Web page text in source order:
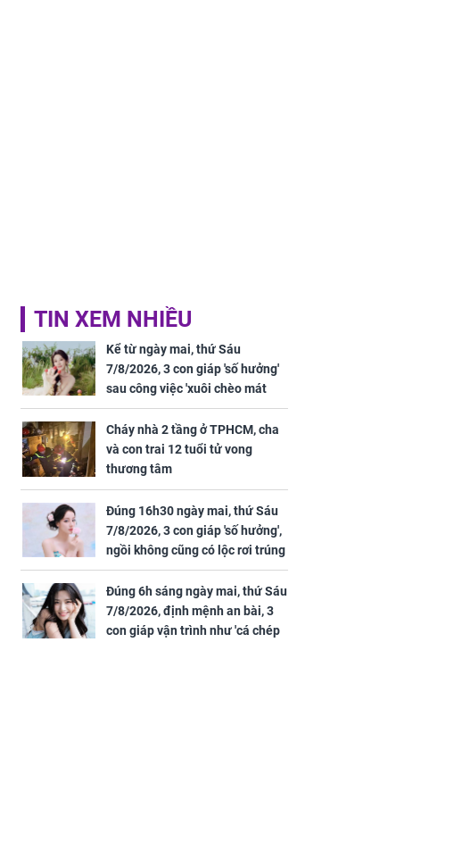
TIN XEM NHIỀU
Kể từ ngày mai, thứ Sáu
7/8/2026, 3 con giáp 'số hưởng'
sau công việc 'xuôi chèo mát
mái', tiền tài 'thu về như nước',
tình duyên viên mãn
Cháy nhà 2 tầng ở TPHCM, cha
và con trai 12 tuổi tử vong
thương tâm
Đúng 16h30 ngày mai, thứ Sáu
7/8/2026, 3 con giáp 'số hưởng',
ngồi không cũng có lộc rơi trúng
đầu, vừa tránh được họa vừa có
tiền vàng
Đúng 6h sáng ngày mai, thứ Sáu
7/8/2026, định mệnh an bài, 3
con giáp vận trình như 'cá chép